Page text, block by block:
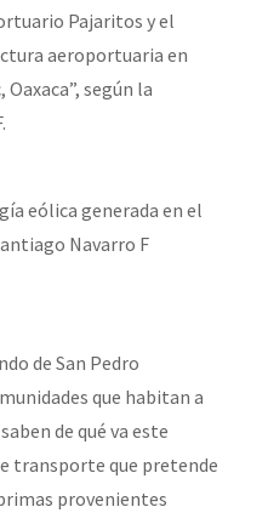
Pajaritos y el
aeroportuaria en
según la
eólica generada en el
Navarro F
de San Pedro
que habitan a
de qué va este
transporte que pretende
provenientes